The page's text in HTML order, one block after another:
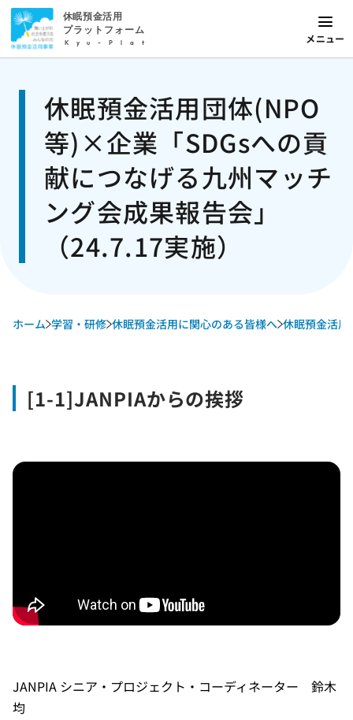
休眠預金活用
プラットフォーム
Kyu-Plat メニュー
休眠預金活用団体(NPO
等)×企業「SDGsへの貢
献につなげる九州マッチ
ング会成果報告会」
（24.7.17実施）
ホーム 学習・研修 休眠預金活用に関心のある皆様へ 休眠預金活
[1-1]JANPIAからの挨拶
JANPIA シニア・プロジェクト・コーディネーター 鈴木
均